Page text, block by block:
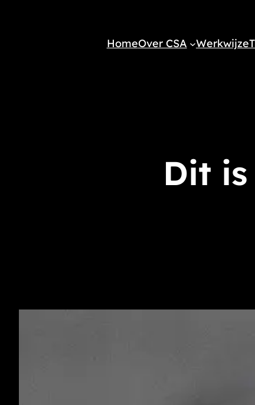
HomeOver CSA Werkwijze
Dit